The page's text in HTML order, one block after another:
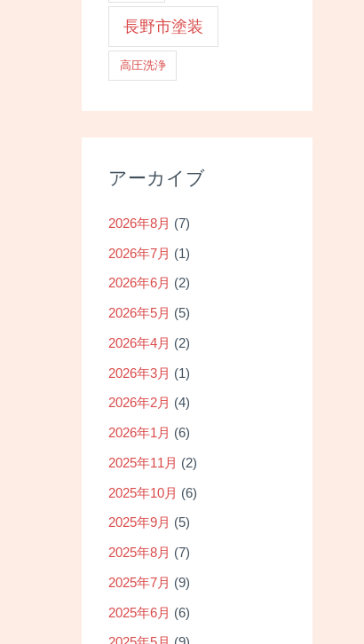
長野市塗装
高圧洗浄
アーカイブ
2026年8月 (7)
2026年7月 (1)
2026年6月 (2)
2026年5月 (5)
2026年4月 (2)
2026年3月 (1)
2026年2月 (4)
2026年1月 (6)
2025年11月 (2)
2025年10月 (6)
2025年9月 (5)
2025年8月 (7)
2025年7月 (9)
2025年6月 (6)